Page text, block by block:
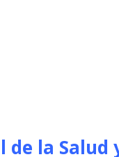
de la Salud